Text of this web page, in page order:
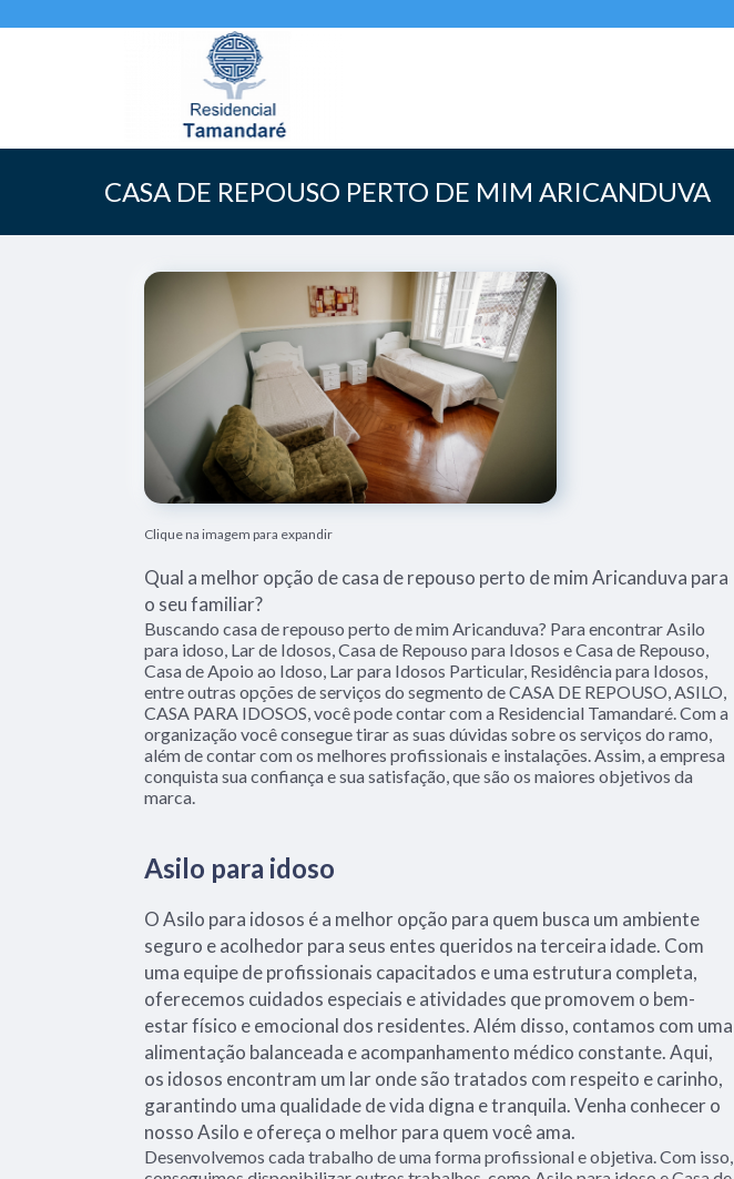
CASA DE REPOUSO PERTO DE MIM ARICANDUVA
Clique na imagem para expandir
Qual a melhor opção de casa de repouso perto de mim Aricanduva para
o seu familiar?
Buscando casa de repouso perto de mim Aricanduva? Para encontrar Asilo
para idoso, Lar de Idosos, Casa de Repouso para Idosos e Casa de Repouso,
Casa de Apoio ao Idoso, Lar para Idosos Particular, Residência para Idosos,
entre outras opções de serviços do segmento de CASA DE REPOUSO, ASILO,
CASA PARA IDOSOS, você pode contar com a Residencial Tamandaré. Com a
organização você consegue tirar as suas dúvidas sobre os serviços do ramo,
além de contar com os melhores profissionais e instalações. Assim, a empresa
conquista sua confiança e sua satisfação, que são os maiores objetivos da
marca.
Asilo para idoso
O Asilo para idosos é a melhor opção para quem busca um ambiente
seguro e acolhedor para seus entes queridos na terceira idade. Com
uma equipe de profissionais capacitados e uma estrutura completa,
oferecemos cuidados especiais e atividades que promovem o bem-
estar físico e emocional dos residentes. Além disso, contamos com uma
alimentação balanceada e acompanhamento médico constante. Aqui,
os idosos encontram um lar onde são tratados com respeito e carinho,
garantindo uma qualidade de vida digna e tranquila. Venha conhecer o
nosso Asilo e ofereça o melhor para quem você ama.
Desenvolvemos cada trabalho de uma forma profissional e objetiva. Com isso,